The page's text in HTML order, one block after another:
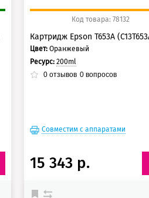
Код товара: 78132
Картридж Epson T653A
Цвет: Оранжевый
Ресурс:200ml
0 отзывов 0 вопросов
Совместим с аппаратами
15 343 р.